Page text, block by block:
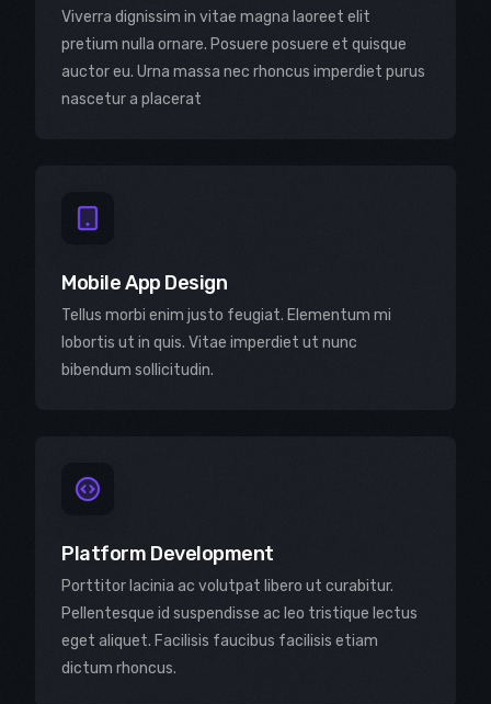
Viverra dignissim in vitae magna laoreet elit
pretium nulla ornare. Posuere posuere et quisque
auctor eu. Urna massa nec rhoncus imperdiet purus
nascetur a placerat
Mobile App Design
Tellus morbi enim justo feugiat. Elementum mi
lobortis ut in quis. Vitae imperdiet ut nunc
bibendum sollicitudin.
Platform Development
Porttitor lacinia ac volutpat libero ut curabitur.
Pellentesque id suspendisse ac leo tristique lectus
eget aliquet. Facilisis faucibus facilisis etiam
dictum rhoncus.